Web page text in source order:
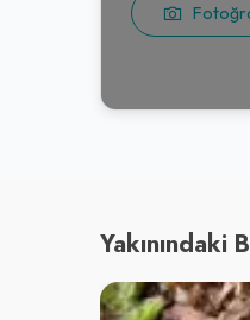
Yakınındaki